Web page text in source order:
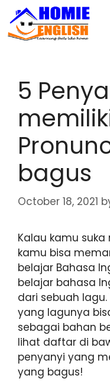
5
bagus
October 18, 2021
Kalau kamu
kamu bisa
belajar Bahasa
belajar bahasa
dari sebuah
yang lagunya
sebagai bahan
lihat daftar di
penyanyi yang
yang bagus!